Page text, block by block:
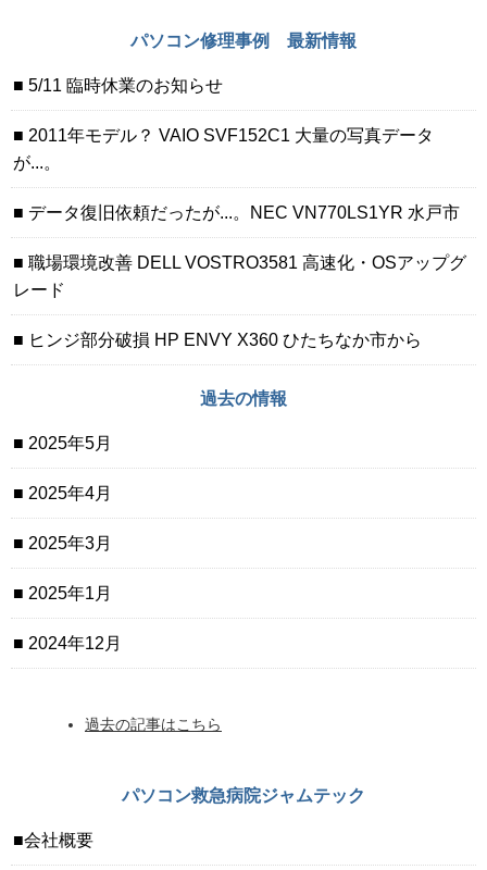
パソコン修理事例 最新情報
5/11 臨時休業のお知らせ
2011年モデル？ VAIO SVF152C1 大量の写真データ
が...。
データ復旧依頼だったが...。NEC VN770LS1YR 水戸市
職場環境改善 DELL VOSTRO3581 高速化・OSアップグ
レード
ヒンジ部分破損 HP ENVY X360 ひたちなか市から
過去の情報
2025年5月
2025年4月
2025年3月
2025年1月
2024年12月
過去の記事はこちら
パソコン救急病院ジャムテック
会社概要